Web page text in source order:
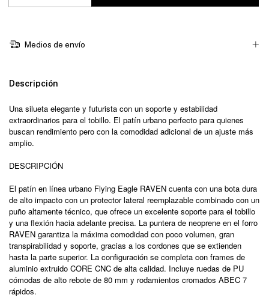
Medios de envío
Descripción
Una silueta elegante y futurista con un soporte y estabilidad
extraordinarios para el tobillo. El patín urbano perfecto para quienes
buscan rendimiento pero con la comodidad adicional de un ajuste más
amplio.
DESCRIPCIÓN
El patín en línea urbano Flying Eagle RAVEN cuenta con una bota dura
de alto impacto con un protector lateral reemplazable combinado con un
puño altamente técnico, que ofrece un excelente soporte para el tobillo
y una flexión hacia adelante precisa. La puntera de neoprene en el forro
RAVEN garantiza la máxima comodidad con poco volumen, gran
transpirabilidad y soporte, gracias a los cordones que se extienden
hasta la parte superior. La configuración se completa con frames de
aluminio extruido CORE CNC de alta calidad. Incluye ruedas de PU
cómodas de alto rebote de 80 mm y rodamientos cromados ABEC 7
rápidos.